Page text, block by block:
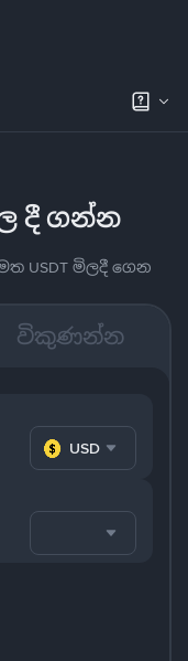
දී ගන්න
USDT මිලදී ගෙන
විකුණන්න
USD